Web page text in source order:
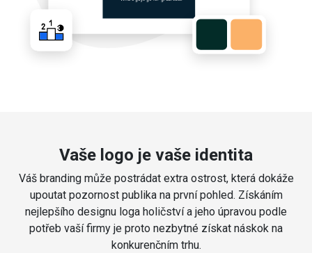
Vaše logo je vaše identita
Váš branding může postrádat extra ostrost, která dokáže
upoutat pozornost publika na první pohled. Získáním
nejlepšího designu loga holičství a jeho úpravou podle
potřeb vaší firmy je proto nezbytné získat náskok na
konkurenčním trhu.